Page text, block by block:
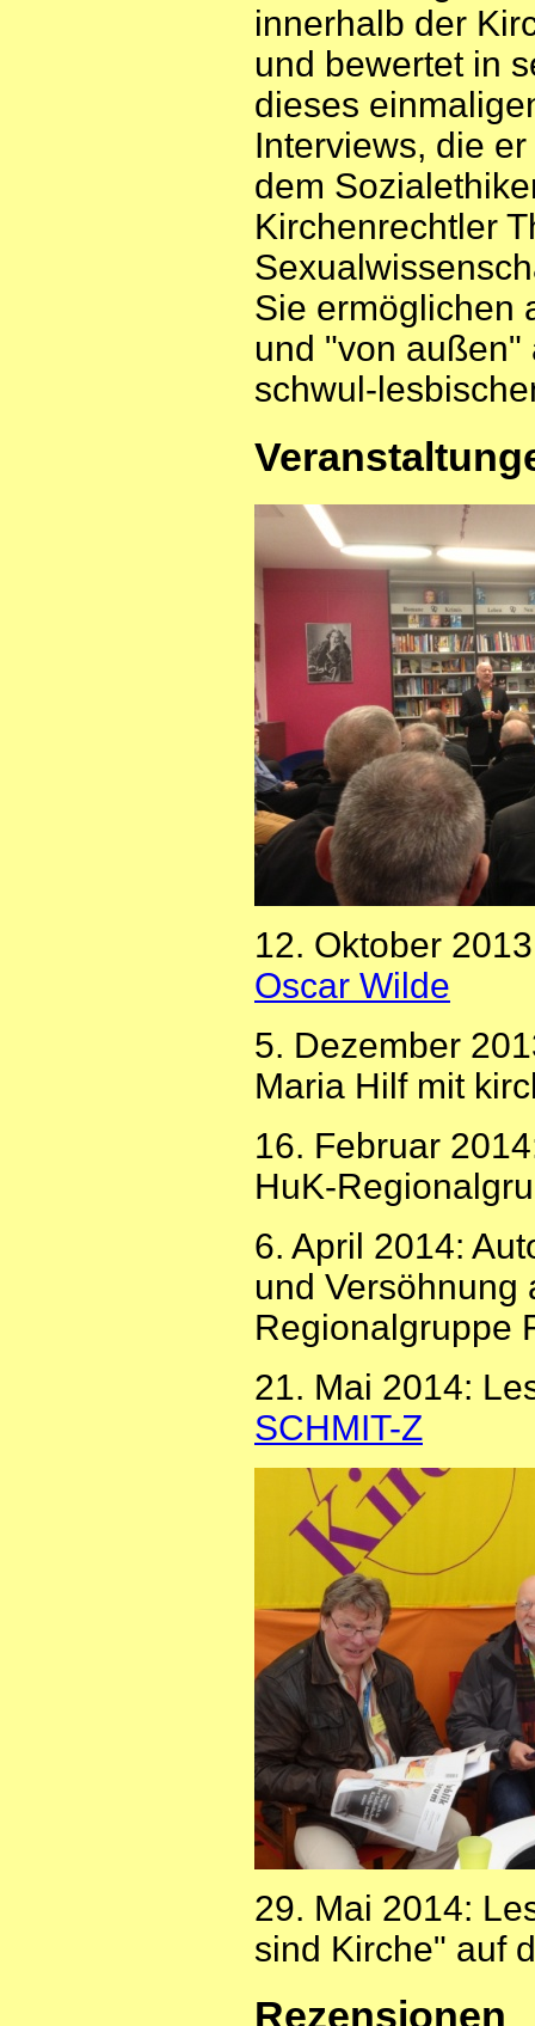
innerhalb der
und bewertet in
dieses
Interviews, die
dem
Kirchenrechtler
Sie ermöglichen
und "von außen"
schwul-
12. Oktober
Oscar Wilde
5. Dezember
Maria Hilf mit
16. Februar
HuK-
6. April 2014:
und Versöhnung
Regionalgruppe
21. Mai 2014:
SCHMIT-Z
29. Mai 2014:
sind Kirche" auf
Rezensionen